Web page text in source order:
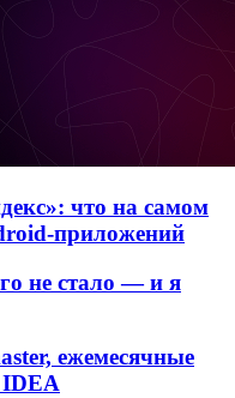
что на самом
приложений
не стало — и я
ежемесячные
IDEA